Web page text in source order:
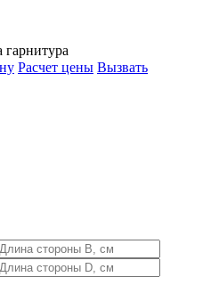
гарнитура
Расчет цены Вызвать